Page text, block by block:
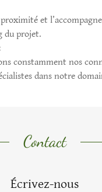
et
du projet.
constamment nos
dans notre
Contact
Écrivez-nous